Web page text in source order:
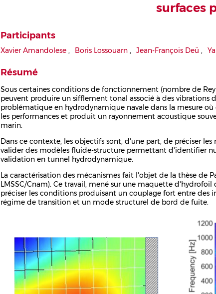
surfaces
Participants
Xavier Amandolese , Boris Lossouarn , Jean-François Deü ,
Résumé
Sous certaines conditions de fonctionnement (nombre de
peuvent produire un sifflement tonal associé à des vibrations
problématique en hydrodynamique navale dans la mesure
les performances et produit un rayonnement acoustique
marin.
Dans ce contexte, les objectifs sont, d'une part, de préciser
valider des modèles fluide-structure permettant d'identifier
validation en tunnel hydrodynamique.
La caractérisation des mécanismes fait l'objet de la thèse de
LMSSC/Cnam). Ce travail, mené sur une maquette
préciser les conditions produisant un couplage fort entre
régime de transition et un mode structurel de bord de fuite.